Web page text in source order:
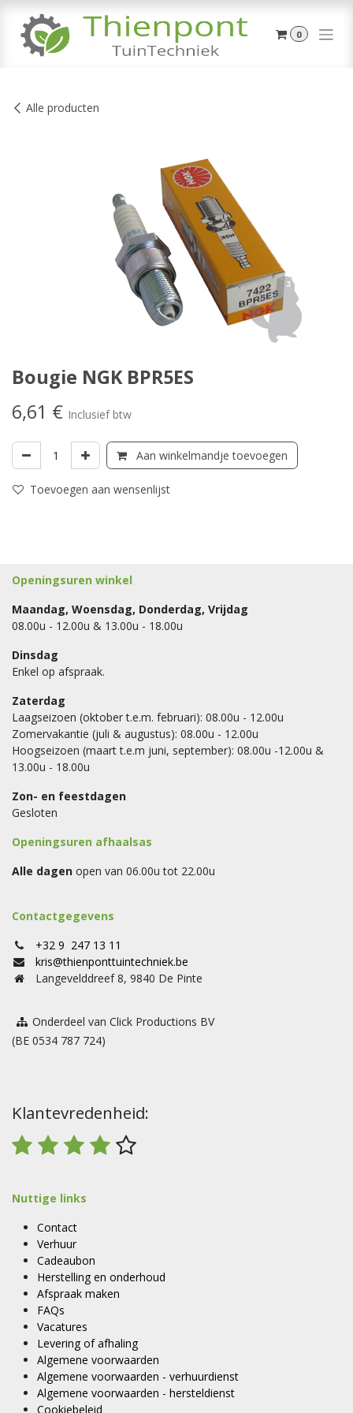
0
Alle producten
Bougie NGK BPR5ES
6,61 € Inclusief btw
Aan winkelmandje toevoegen
Toevoegen aan wensenlijst
Openingsuren winkel
Maandag, Woensdag, Donderdag, Vrijdag
08.00u - 12.00u & 13.00u - 18.00u
Dinsdag
Enkel op afspraak.
Zaterdag
Laagseizoen (oktober t.e.m. februari): 08.00u - 12.00u
Zomervakantie (juli & augustus): 08.00u - 12.00u
Hoogseizoen (maart t.e.m juni, september): 08.00u -12.00u &
13.00u - 18.00u
Zon- en feestdagen
Gesloten
Openingsuren afhaalsas
Alle dagen open van 06.00u tot 22.00u
Contactgegevens
+32 9 247 13 11
kris@thienponttuintechniek.be
Langevelddreef 8, 9840 De Pinte
Onderdeel van Click Productions BV
(BE 0534 787 724)
Klantevredenheid:
Nuttige links
Contact
Verhuur
Cadeaubon
Herstelling en onderhoud
Afspraak maken
FAQs
Vacatures
Levering of afhaling
Algemene voorwaarden
Algemene voorwaarden - verhuurdienst
Algemene voorwaarden - hersteldienst
Cookiebeleid